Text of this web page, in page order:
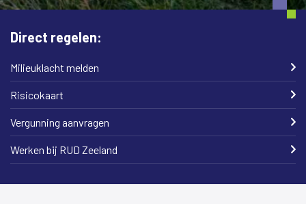
Direct regelen:
Milieuklacht melden
Risicokaart
Vergunning aanvragen
Werken bij RUD Zeeland